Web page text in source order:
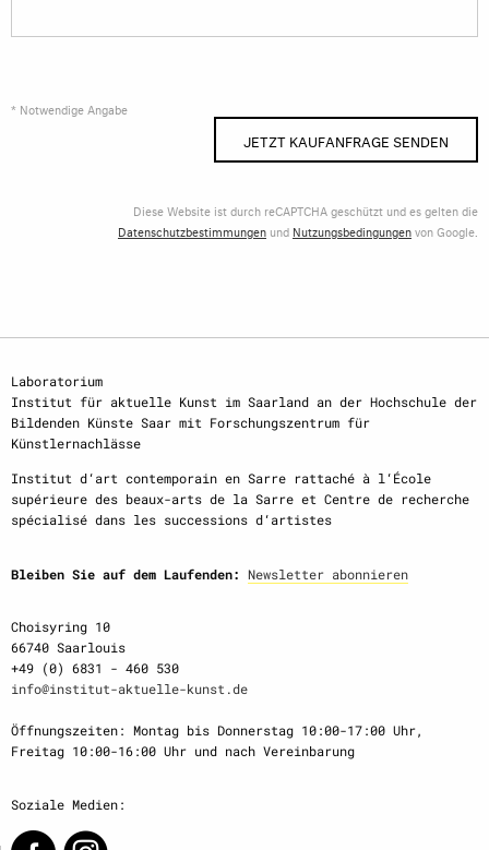
* Notwendige Angabe
JETZT KAUFANFRAGE SENDEN
Diese Website ist durch reCAPTCHA geschützt und es gelten die
Datenschutzbestimmungen und Nutzungsbedingungenvon Google.
Laboratorium
Institut für aktuelle Kunst im Saarland an der Hochschule der
Bildenden Künste Saar mit Forschungszentrum für
Künstlernachlässe
Institut d‘art contemporain en Sarre rattaché à l‘École
supérieure des beaux-arts de la Sarre et Centre de recherche
spécialisé dans les successions d‘artistes
Bleiben Sie auf dem Laufenden: Newsletter abonnieren
Choisyring 10
66740 Saarlouis
+49 (0) 6831 - 460 530
info@institut-aktuelle-kunst.de
Öffnungszeiten: Montag bis Donnerstag 10:00-17:00 Uhr,
Freitag 10:00-16:00 Uhr und nach Vereinbarung
Soziale Medien: